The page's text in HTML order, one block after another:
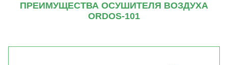
ПРЕИМУЩЕСТВА ОСУШИТЕЛЯ ВОЗДУХА
ORDOS-101